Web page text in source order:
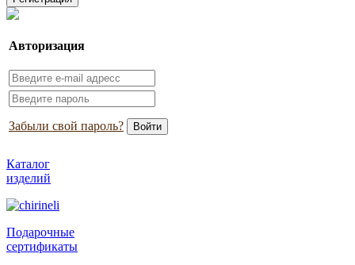
Авторизация
Забыли свой пароль?
Каталог
изделий
Подарочные
сертификаты